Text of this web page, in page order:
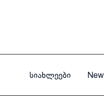
სიახლეები